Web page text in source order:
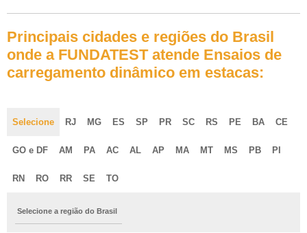
Principais cidades e regiões do Brasil
onde a FUNDATEST atende Ensaios de
carregamento dinâmico em estacas:
Selecione RJ MG ES SP PR SC RS PE BA CE
GO e DF AM PA AC AL AP MA MT MS PB PI
RN RO RR SE TO
Selecione a região do Brasil